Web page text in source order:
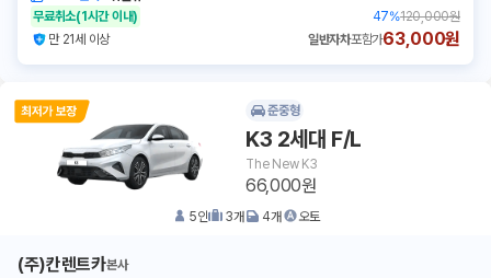
무료취소(1시간 이내) 47%120,000원
만 21세 이상
일반자차포함가63,000원
준중형
K3 2세대 F/L
The New K3
66,000원
5인 3개 4개 오토
(주)칸렌트카본사